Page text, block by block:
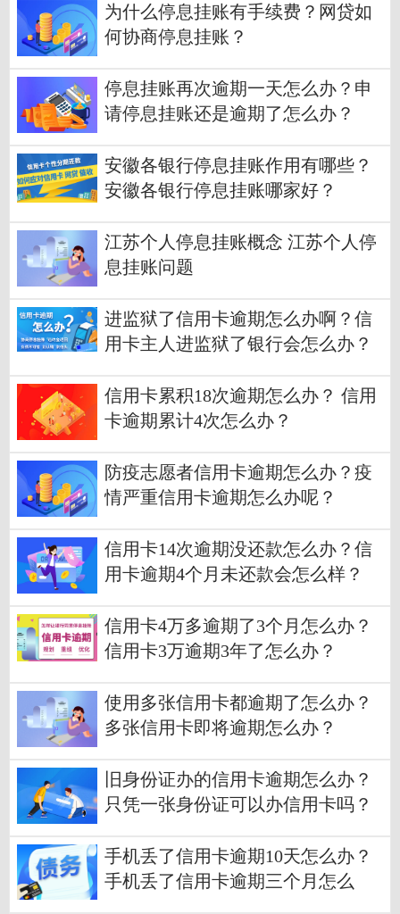
为什么停息挂账有手续费？网贷如
何协商停息挂账？
停息挂账再次逾期一天怎么办？申
请停息挂账还是逾期了怎么办？
安徽各银行停息挂账作用有哪些？
安徽各银行停息挂账哪家好？
江苏个人停息挂账概念 江苏个人停
息挂账问题
进监狱了信用卡逾期怎么办啊？信
用卡主人进监狱了银行会怎么办？
信用卡累积18次逾期怎么办？ 信用
卡逾期累计4次怎么办？
防疫志愿者信用卡逾期怎么办？疫
情严重信用卡逾期怎么办呢？
信用卡14次逾期没还款怎么办？信
用卡逾期4个月未还款会怎么样？
信用卡4万多逾期了3个月怎么办？
信用卡3万逾期3年了怎么办？
使用多张信用卡都逾期了怎么办？
多张信用卡即将逾期怎么办？
旧身份证办的信用卡逾期怎么办？
只凭一张身份证可以办信用卡吗？
手机丢了信用卡逾期10天怎么办？
手机丢了信用卡逾期三个月怎么